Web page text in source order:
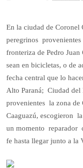
En la ciudad de Coronel
peregrinos
fronteriza de Pedro
sean en bicicletas, o de
fecha central que lo
Alto Paraná; Ciudad del
provenientes la zona
Caaguazú, escogieron
un momento reparador
fe hasta llegar junto a la